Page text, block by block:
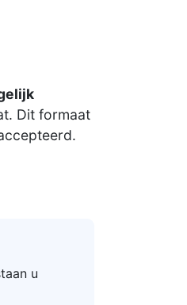
Dit formaat
u